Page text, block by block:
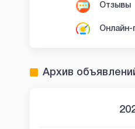
Отзывы
Онлайн-
Архив